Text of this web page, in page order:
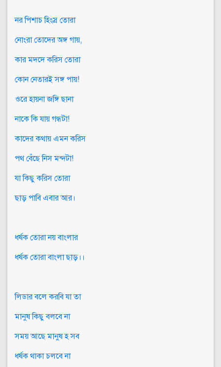
নর পিশাচ হিংস্র তোরা
নোংরা তোদের অঙ্গ গায়,
কার মদদে করিস তোরা
কোন নেতারই সঙ্গ পায়!
ওরে হায়না জঙ্গি ছানা
নাকে কি যায় গন্ধটা!
কাদের কথায় এমন করিস
পথ বেঁছে নিস মন্দটা!
যা কিছু করিস তোরা
ছাড় পাবি এবার আর।
ধর্ষক তোরা নয় বাংলার
ধর্ষক তোরা বাংলা ছাড়।।
লিডার বলে করবি যা তা
মানুষ কিছু বলবে না
সময় আছে মানুষ হ সব
ধর্ষক থাকা চলবে না